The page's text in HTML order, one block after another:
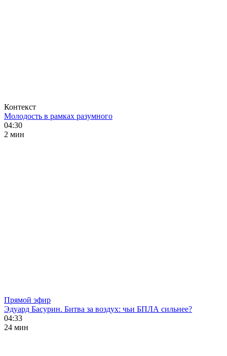
Контекст
Молодость в рамках разумного
04:30
2 мин
Прямой эфир
Эдуард Басурин. Битва за воздух: чьи БПЛА сильнее?
04:33
24 мин